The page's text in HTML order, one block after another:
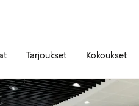
Tarjoukset Kokoukset